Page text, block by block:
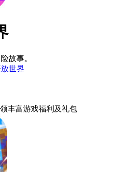
故事。
世界
领丰富游戏福利 及礼包